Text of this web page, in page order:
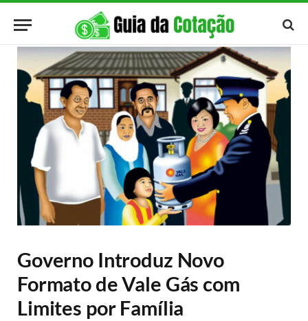
Governo Introduz Novo
Formato de Vale Gás com
Limites por Família